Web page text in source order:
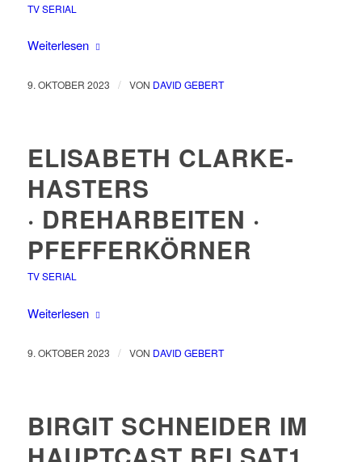
TV SERIAL
Weiterlesen
9. OKTOBER 2023 / VON DAVID GEBERT
ELISABETH CLARKE-
HASTERS
· DREHARBEITEN ·
PFEFFERKÖRNER
TV SERIAL
Weiterlesen
9. OKTOBER 2023 / VON DAVID GEBERT
BIRGIT SCHNEIDER IM